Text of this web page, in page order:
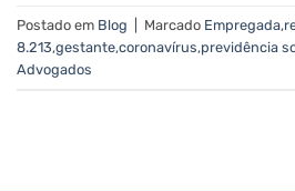
Postado em Blog Marcado Empregada,
8.213,gestante,coronavírus,previdência
Advogados